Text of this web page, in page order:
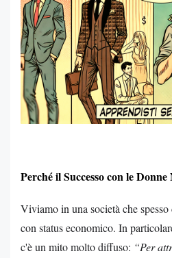
Perché il Successo con le
Viviamo in una società che
con status economico. In
c'è un mito molto diffuso: “Per